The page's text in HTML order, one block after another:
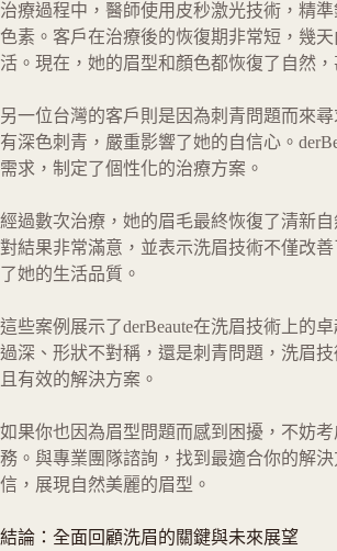
治療過程中，醫師使用皮秒激光技術，精
色素。客戶在治療後的恢復期非常短，幾
活。現在，她的眉型和顏色都恢復了自然，
另一位台灣的客戶則是因為刺青問題而來
有深色刺青，嚴重影響了她的自信心。
需求，制定了個性化的治療方案。
經過數次治療，她的眉毛最終恢復了清新
對結果非常滿意，並表示洗眉技術不僅改
了她的生活品質。
這些案例展示了derBeaute在洗眉技術上的
過深、形狀不對稱，還是刺青問題，洗眉
且有效的解決方案。
如果你也因為眉型問題而感到困擾，不妨考
務。與專業團隊諮詢，找到最適合你的解
信，展現自然美麗的眉型。
結論：全面回顧洗眉的關鍵與未來展望